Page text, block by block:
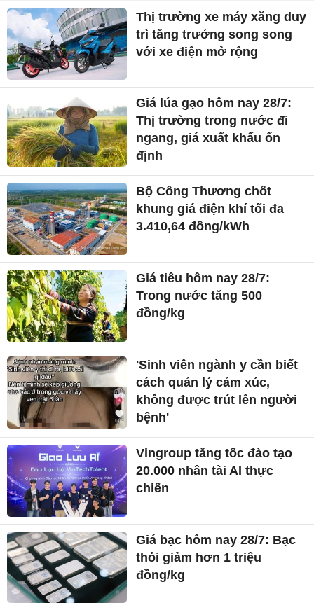
Thị trường xe máy xăng duy
trì tăng trưởng song song
với xe điện mở rộng
Giá lúa gạo hôm nay 28/7:
Thị trường trong nước đi
ngang, giá xuất khẩu ổn
định
Bộ Công Thương chốt
khung giá điện khí tối đa
3.410,64 đồng/kWh
Giá tiêu hôm nay 28/7:
Trong nước tăng 500
đồng/kg
'Sinh viên ngành y cần biết
cách quản lý cảm xúc,
không được trút lên người
bệnh'
Vingroup tăng tốc đào tạo
20.000 nhân tài AI thực
chiến
Giá bạc hôm nay 28/7: Bạc
thỏi giảm hơn 1 triệu
đồng/kg